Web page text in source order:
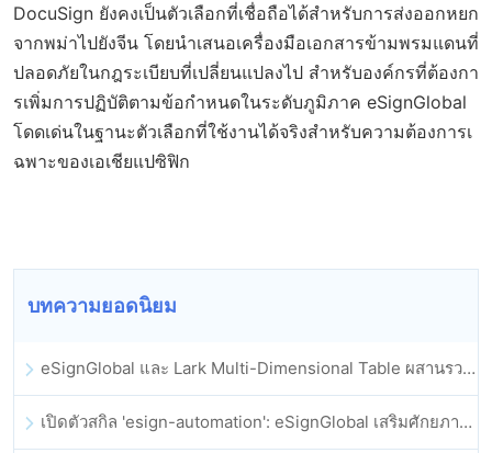
DocuSign ยังคงเป็นตัวเลือกที่เชื่อถือได้สำหรับการส่งออกหยก
จากพม่าไปยังจีน โดยนำเสนอเครื่องมือเอกสารข้ามพรมแดนที่
ปลอดภัยในกฎระเบียบที่เปลี่ยนแปลงไป สำหรับองค์กรที่ต้องกา
รเพิ่มการปฏิบัติตามข้อกำหนดในระดับภูมิภาค eSignGlobal
โดดเด่นในฐานะตัวเลือกที่ใช้งานได้จริงสำหรับความต้องการเ
ฉพาะของเอเชียแปซิฟิก
บทความยอดนิยม
eSignGlobal และ Lark Multi-Dimensional Table ผสานรวมกันอย่างเป็นทางการ: การลงนามและการเก็บถาวรสัญญาอิเล็กทรอนิกส์แบบอัตโนมัติเต็มรูปแบบ
เปิดตัวสกิล 'esign-automation': eSignGlobal เสริมศักยภาพให้ OpenClaw ด้วยลายเซ็นอิเล็กทรอนิกส์อัตโนมัติ